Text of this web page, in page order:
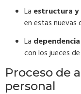
La estructura y
en estas nuevas
La
con los jueces
Proceso de
personal